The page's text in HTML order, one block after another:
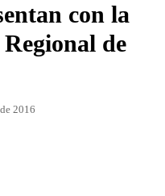
con la
de
2016